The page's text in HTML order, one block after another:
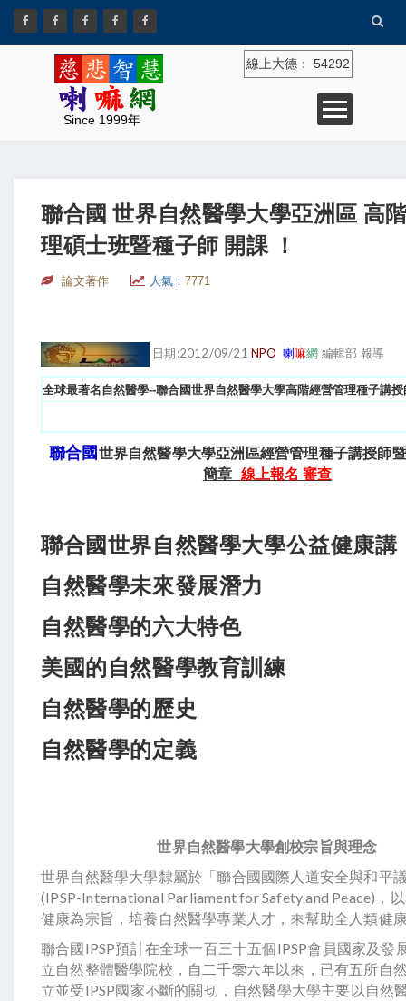
Since 1999年
線上大德： 54292
聯合國 世界自然醫學大學亞洲區 高
理碩士班暨種子師 開課 ！
論文著作 人氣： 7771
日期:2012/09/21 NPO 喇嘛網 編輯部 報導
全球最著名自然醫學--聯合國世界自然醫學大學高階經營管理種子講
聯合國世界自然醫學大學亞洲區經營管理種子講授師
簡章 線上報名 審查
聯合國世界自然醫學大學公益健康講
自然醫學未來發展潛力
自然醫學的六大特色
美國的自然醫學教育訓練
自然醫學的歷史
自然醫學的定義
世界自然醫學大學創校宗旨與理念
世界自然醫學大學隸屬於「聯合國國際人道安全與和平
(IPSP-International Parliament for Safety and Peace)，
健康為宗旨，培養自然醫學專業人才，來幫助全人類健
聯合國IPSP預計在全球一百三十五個IPSP會員國家及發
立自然整體醫學院校，自二千零六年以來，已有五所自
立並受IPSP國家不斷的關切，自然醫學大學主要以自然